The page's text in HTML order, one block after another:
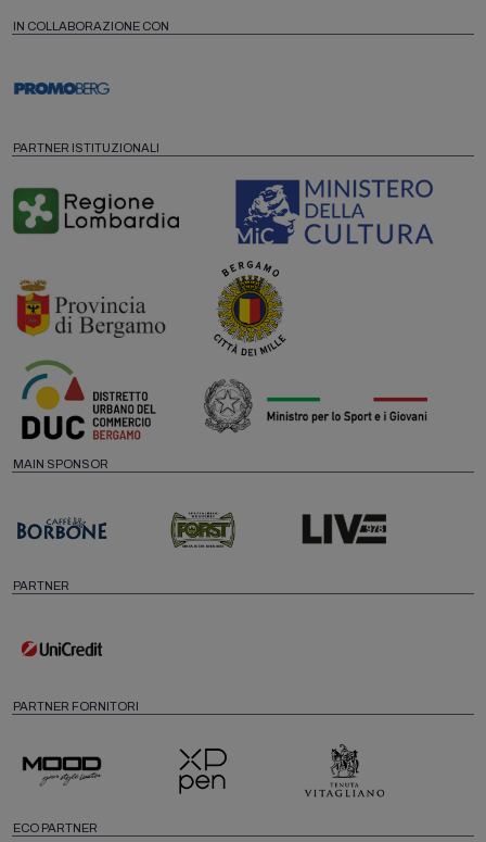
IN COLLABORAZIONE CON
PARTNER ISTITUZIONALI
MAIN SPONSOR
PARTNER
PARTNER FORNITORI
ECO PARTNER